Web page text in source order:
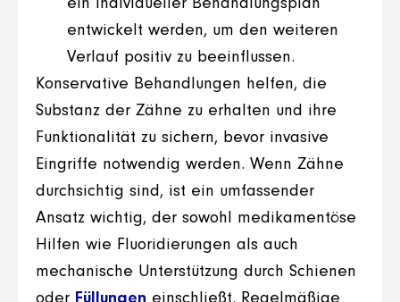
ein individueller Behandlungsplan
entwickelt werden, um den weiteren
Verlauf positiv zu beeinflussen.
Konservative Behandlungen helfen, die
Substanz der Zähne zu erhalten und ihre
Funktionalität zu sichern, bevor invasive
Eingriffe notwendig werden. Wenn Zähne
durchsichtig sind, ist ein umfassender
Ansatz wichtig, der sowohl medikamentöse
Hilfen wie Fluoridierungen als auch
mechanische Unterstützung durch Schienen